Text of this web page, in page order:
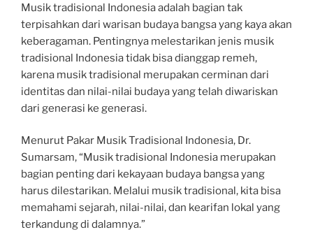
Musik tradisional Indonesia adalah bagian tak
terpisahkan dari warisan budaya bangsa yang kaya akan
keberagaman. Pentingnya melestarikan jenis musik
tradisional Indonesia tidak bisa dianggap remeh,
karena musik tradisional merupakan cerminan dari
identitas dan nilai-nilai budaya yang telah diwariskan
dari generasi ke generasi.
Menurut Pakar Musik Tradisional Indonesia, Dr.
Sumarsam, “Musik tradisional Indonesia merupakan
bagian penting dari kekayaan budaya bangsa yang
harus dilestarikan. Melalui musik tradisional, kita bisa
memahami sejarah, nilai-nilai, dan kearifan lokal yang
terkandung di dalamnya.”